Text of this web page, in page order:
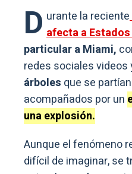
D urante la reciente
afecta a
particular a Miami,
redes sociales
árboles que se
acompañados por un
una explosión.
Aunque el fenómeno
difícil de imaginar, se